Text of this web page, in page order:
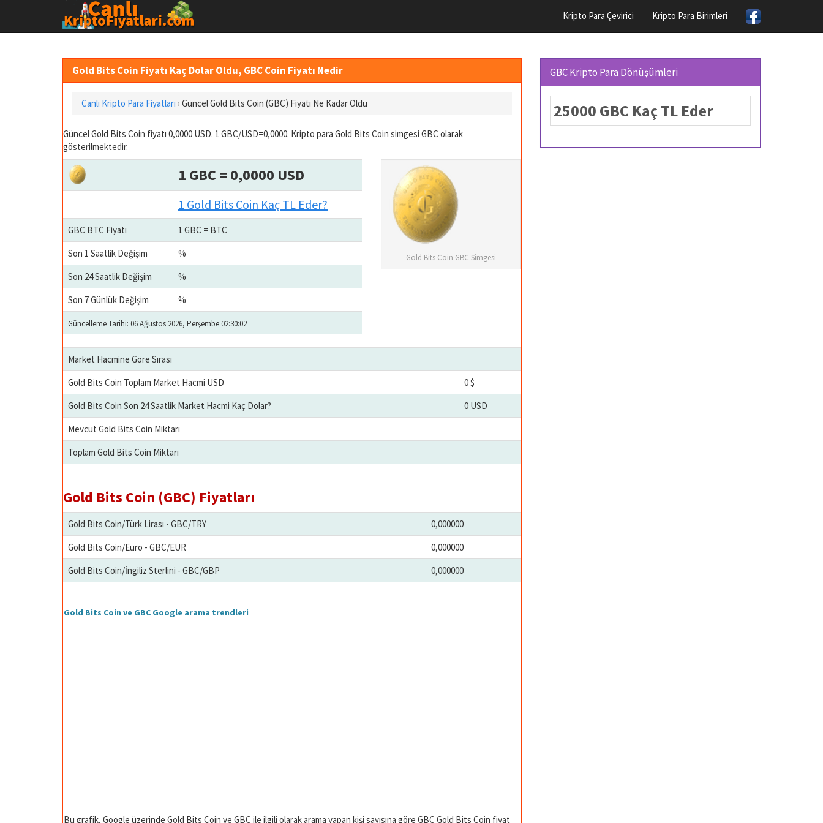
Kripto Para Çevirici Kripto Para Birimleri
Gold Bits Coin Fiyatı Kaç Dolar Oldu, GBC Coin Fiyatı Nedir
Canlı Kripto Para Fiyatları › Güncel Gold Bits Coin (GBC) Fiyatı Ne Kadar Oldu
Güncel Gold Bits Coin fiyatı 0,0000 USD. 1 GBC/USD=0,0000. Kripto para Gold Bits Coin simgesi GBC olarak
gösterilmektedir.
1 GBC = 0,0000 USD
1 Gold Bits Coin Kaç TL Eder?
GBC BTC Fiyatı
1 GBC = BTC
Son 1 Saatlik Değişim
%
Son 24 Saatlik Değişim
%
Son 7 Günlük Değişim
%
Güncelleme Tarihi: 06 Ağustos 2026, Perşembe 02:30:02
Gold Bits Coin GBC Simgesi
Market Hacmine Göre Sırası
Gold Bits Coin Toplam Market Hacmi USD
0 $
Gold Bits Coin Son 24 Saatlik Market Hacmi Kaç Dolar?
0 USD
Mevcut Gold Bits Coin Miktarı
Toplam Gold Bits Coin Miktarı
Gold Bits Coin (GBC) Fiyatları
Gold Bits Coin/Türk Lirası - GBC/TRY
0,000000
Gold Bits Coin/Euro - GBC/EUR
0,000000
Gold Bits Coin/İngiliz Sterlini - GBC/GBP
0,000000
Gold Bits Coin ve GBC Google arama trendleri
Bu grafik, Google üzerinde Gold Bits Coin ve GBC ile ilgili olarak arama yapan kişi sayısına göre GBC Gold Bits Coin fiyat
GBC Kripto Para Dönüşümleri
25000 GBC Kaç TL Eder